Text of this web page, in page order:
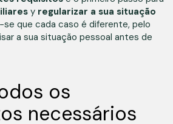
y regularizar a sua situação
se que cada caso é diferente, pelo
a sua situação pessoal antes de
os
necessários